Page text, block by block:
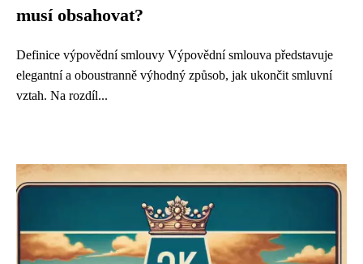
musí obsahovat?
Definice výpovědní smlouvy Výpovědní smlouva představuje
elegantní a oboustranně výhodný způsob, jak ukončit smluvní
vztah. Na rozdíl...